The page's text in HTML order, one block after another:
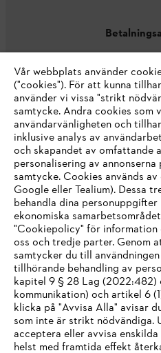
Företaget
STIHL FAQ
Service
Allmänna villkor och
IHR BROWSER
UNTERSTÜTZT
Sie nutzen einen Browser, den
Vår webbplats använder
("cookies"). För att kunna
använder vi vissa "strikt
samtycke. Andra cookies
användarvänligheten och
inklusive analys av
och skapandet av omfattande
personalisering av
samtycke. Cookies används
Google eller Tealium). Dessa
behandla dina
ekonomiska
"Cookiepolicy" för information
oss och tredje parter. Genom
samtycker du till
tillhörande behandling av
kapitel 9 § 28 Lag (2022:482)
kommunikation) och artikel 6
klicka på "Avvisa Alla" avisar
som inte är strikt nödvändiga.
acceptera eller avvisa
helst med framtida effekt